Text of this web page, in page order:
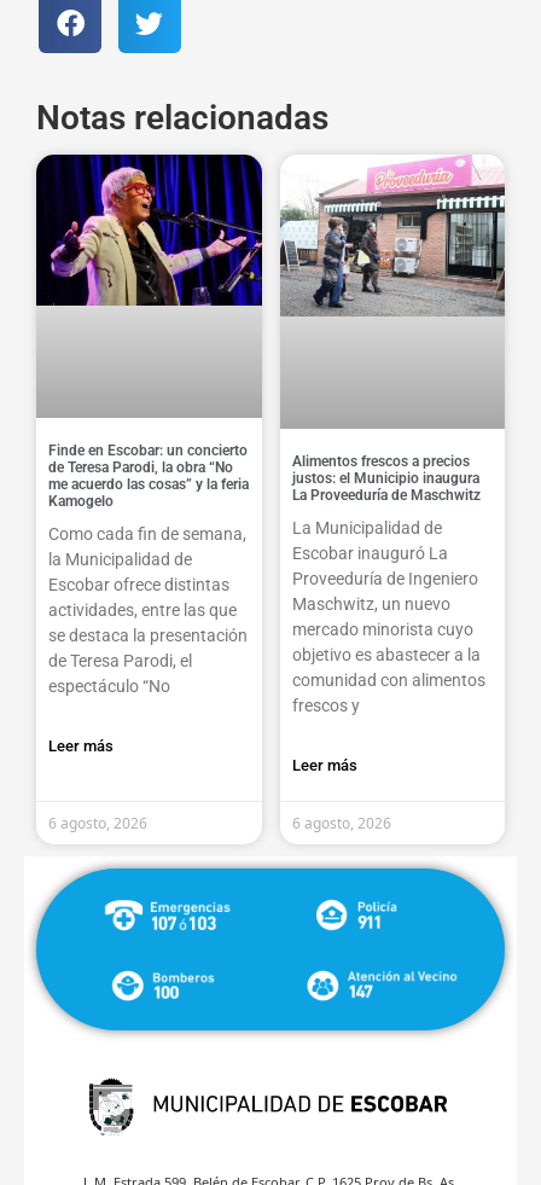
Notas relacionadas
Finde en Escobar: un concierto
de Teresa Parodi, la obra “No
me acuerdo las cosas” y la feria
Kamogelo
Como cada fin de semana,
la Municipalidad de
Escobar ofrece distintas
actividades, entre las que
se destaca la presentación
de Teresa Parodi, el
espectáculo “No
Leer más
6 agosto, 2026
Alimentos frescos a precios
justos: el Municipio inaugura
La Proveeduría de Maschwitz
La Municipalidad de
Escobar inauguró La
Proveeduría de Ingeniero
Maschwitz, un nuevo
mercado minorista cuyo
objetivo es abastecer a la
comunidad con alimentos
frescos y
Leer más
6 agosto, 2026